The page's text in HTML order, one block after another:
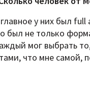
у них был
был не только
мог выбрать
что мне самой,